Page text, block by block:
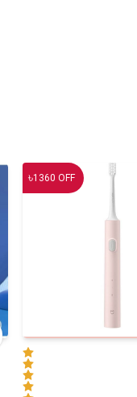
৳1360 OFF